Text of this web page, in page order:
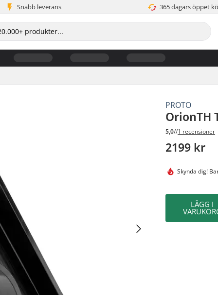
Snabb leverans 365 dagars öppet
PROTO
OrionTH
5,0//1 recensioner
2199 kr
Skynda dig!
LÄGG I